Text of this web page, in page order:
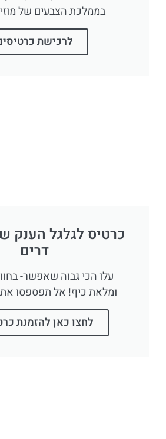
בממלכת הצבעים של
לרכישת
כרטיס לגלגל הענק
דרים
עלו הכי גבוה שאפשר-
ומלאת כיף! אל תפספסו את
לחצו כאן להזמנת